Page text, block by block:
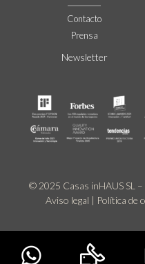
Contacto
Prensa
Newsletter
© 2025 Casas inHAUS SL
Aviso legal | Política de